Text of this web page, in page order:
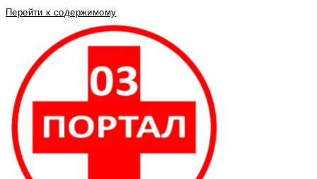
Перейти к содержимому